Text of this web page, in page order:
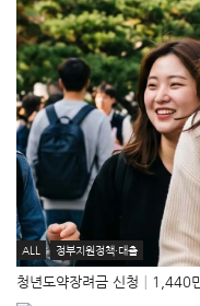
ALL 정부지원정책·대출
청년도약장려금 신청│1,440